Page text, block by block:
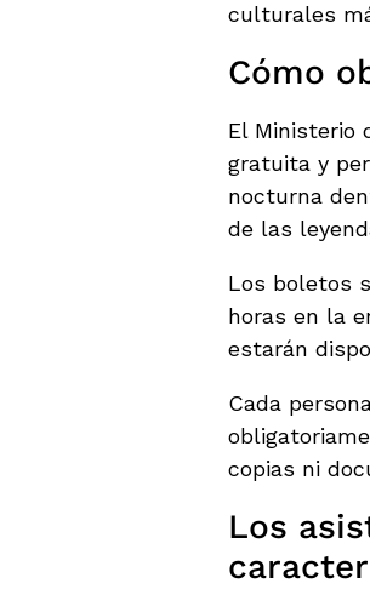
culturales
Cómo
El Ministerio
gratuita y
nocturna
de las
Los boletos
horas en la
estarán
Cada
copias ni
Los